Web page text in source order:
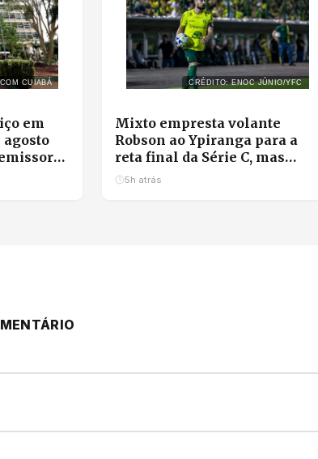
CUIABÁ
em
agosto
CRÉDITO: ENOC JÚNIO/YFC
Mixto empresta volante
Robson ao Ypiranga para a
reta final da Série C, mas
garante retorno para 2027
5h atrás